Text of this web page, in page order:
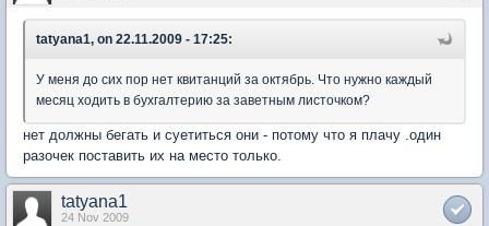
tatyana1, on 22.11.2009 - 17:25:
У меня до сих пор нет квитанций за октябрь. Что нужно каждый
месяц ходить в бухгалтерию за заветным листочком?
нет должны бегать и суетиться они - потому что я плачу .один
разочек поставить их на место только.
tatyana1
24 Nov 2009